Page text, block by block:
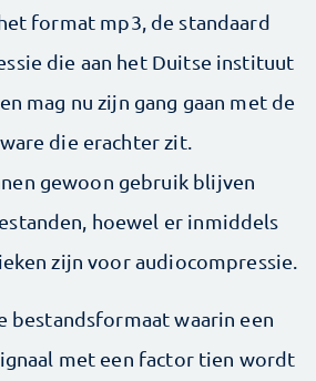
format mp3, de standaard
die aan het Duitse instituut
mag nu zijn gang gaan met de
die erachter zit.
gewoon gebruik blijven
hoewel er inmiddels
zijn voor audiocompressie.
bestandsformaat waarin een
met een factor tien wordt